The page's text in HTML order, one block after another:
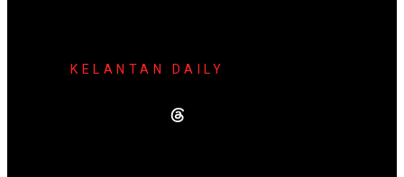
KELANTAN DAILY